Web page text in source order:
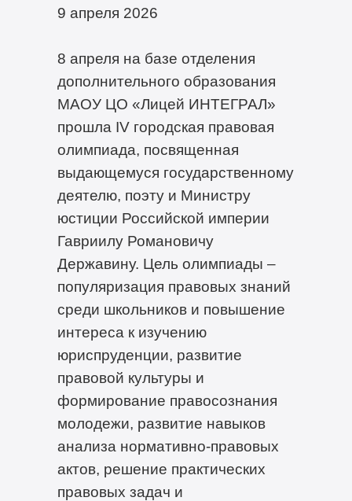
9 апреля 2026
8 апреля на базе отделения
дополнительного образования
МАОУ ЦО «Лицей ИНТЕГРАЛ»
прошла IV городская правовая
олимпиада, посвященная
выдающемуся государственному
деятелю, поэту и Министру
юстиции Российской империи
Гавриилу Романовичу
Державину. Цель олимпиады –
популяризация правовых знаний
среди школьников и повышение
интереса к изучению
юриспруденции, развитие
правовой культуры и
формирование правосознания
молодежи, развитие навыков
анализа нормативно-правовых
актов, решение практических
правовых задач и